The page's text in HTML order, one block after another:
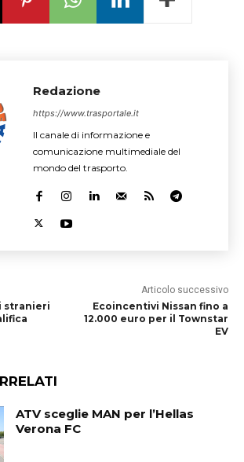
Redazione
https://www.trasportale.it
Il canale di informazione e
comunicazione multimediale del
mondo del trasporto.
stranieri
Articolo successivo
Ecoincentivi Nissan fino a
12.000 euro per il Townstar
EV
ATV sceglie MAN per l’Hellas
Verona FC